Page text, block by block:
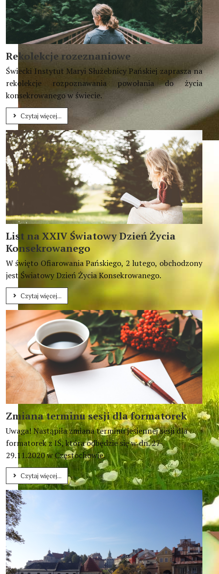
Dziś świat was potrzebuje, was ? żyjących wśród świata,
Głoście piękno Boga i Jego stworzenia (Benedykt XVI)
Rekolekcje rozeznaniowe
Świecki Instytut Maryi Służebnicy Pańskiej zaprasza na
rekolekcje rozpoznawania powołania do życia
konsekrowanego w świecie.
Czytaj więcej...
List na XXIV Światowy Dzień Życia
Konsekrowanego
W święto Ofiarowania Pańskiego, 2 lutego, obchodzony
jest Światowy Dzień Życia Konsekrowanego.
Czytaj więcej...
Zmiana terminu sesji dla formatorek
Uwaga! Nastąpiła zmiana terminu jesiennej sesji dla
formatorek z IŚ, która odbędzie się w dn. 27-
29.11.2020 w Częstochowie.
Czytaj więcej...